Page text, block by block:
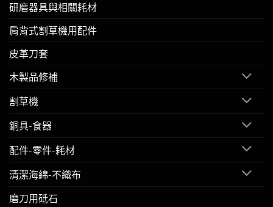
研磨器具與相關耗材
肩背式割草機用配件
皮革刀套
木製品修補
割草機
銅具-食器
配件-零件-耗材
清潔海綿-不織布
磨刀用砥石